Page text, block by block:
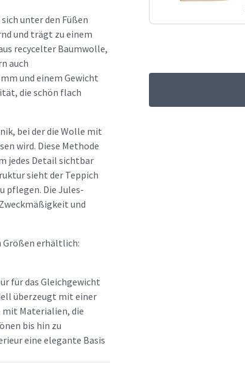
unter den Füßen
und trägt zu einem
recycelter Baumwolle,
auch
und einem Gewicht
die schön flach
bei der die Wolle mit
wird. Diese Methode
jedes Detail sichtbar
sieht der Teppich
pflegen. Die Jules-
und
Größen erhältlich:
für das Gleichgewicht
überzeugt mit einer
Materialien, die
bis hin zu
eine elegante Basis